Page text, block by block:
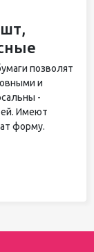
позволят
и
-
Имеют
форму.